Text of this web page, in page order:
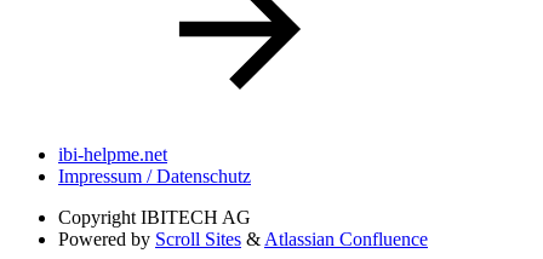
ibi-helpme.net
Impressum / Datenschutz
Copyright IBITECH AG
Powered by Scroll Sites & Atlassian Confluence